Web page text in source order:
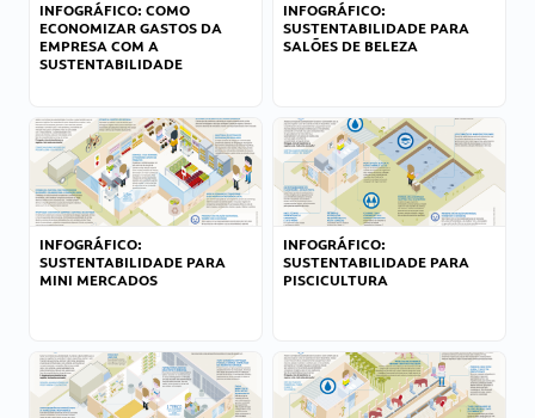
INFOGRÁFICO: COMO
ECONOMIZAR GASTOS DA
EMPRESA COM A
SUSTENTABILIDADE
INFOGRÁFICO:
SUSTENTABILIDADE PARA
SALÕES DE BELEZA
INFOGRÁFICO:
SUSTENTABILIDADE PARA
MINI MERCADOS
INFOGRÁFICO:
SUSTENTABILIDADE PARA
PISCICULTURA